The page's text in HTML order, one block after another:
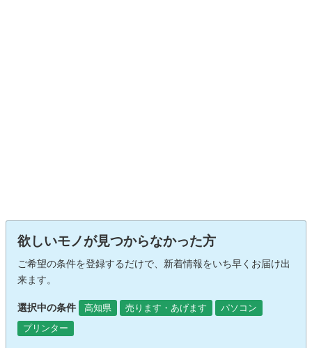
欲しいモノが見つからなかった方
ご希望の条件を登録するだけで、新着情報をいち早くお届け出
来ます。
選択中の条件 高知県 売ります・あげます
パソコン
プリンター